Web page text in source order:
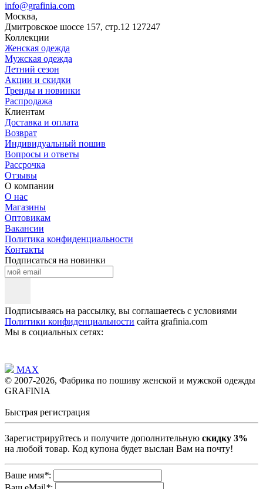
info@grafinia.com
Москва,
Дмитровское шоссе 157, стр.12 127247
Коллекции
Женская одежда
Мужская одежда
Летний сезон
Акции и скидки
Тренды и новинки
Распродажа
Клиентам
Доставка и оплата
Возврат
Индивидуальный пошив
Вопросы и ответы
Рассрочка
Отзывы
О компании
О нас
Магазины
Оптовикам
Вакансии
Политика конфиденциальности
Контакты
Подписаться на новинки
Подписываясь на рассылку, вы соглашаетесь с условиями
Политики конфиденциальности сайта grafinia.com
Мы в социальных сетях:
MAX
© 2007-2026, Фабрика по пошиву женской и мужской одежды
GRAFINIA
Быстрая регистрация
Зарегистрируйтесь и получите дополнительную скидку 3%
на любой товар. Код купона будет выслан Вам на почту!
Ваше имя*: